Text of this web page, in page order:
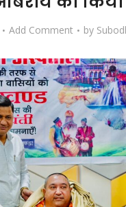
Add Comment by